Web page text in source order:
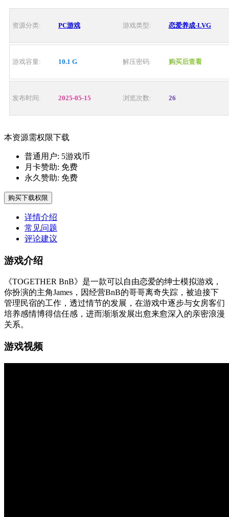
资源分类: PC游戏 游戏类型: 恋爱养成-LVG
游戏容量: 10.1 G 解压密码: 购买后查看
发布时间: 2025-05-15 浏览次数: 26
本资源需权限下载
普通用户: 5游戏币
月卡赞助: 免费
永久赞助: 免费
购买下载权限
详情介绍
常见问题
评论建议
游戏介绍
《TOGETHER BnB》是一款可以自由恋爱的绅士模拟游戏，
你扮演的主角James，因经营BnB的哥哥离奇失踪，被迫接下
管理民宿的工作，透过情节的发展，在游戏中逐步与女房客们
培养感情博得信任感，进而渐渐发展出愈来愈深入的亲密浪漫
关系。
游戏视频